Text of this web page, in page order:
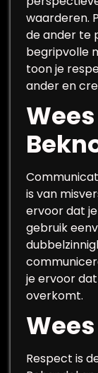
waarderen.
de ander te
begripvolle
toon je
ander en
is van
ervoor dat
gebruik
je ervoor
overkomt.
Respect is